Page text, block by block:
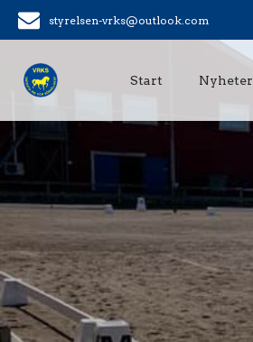
styrelsen-vrks@outlook.com
Start Nyheter